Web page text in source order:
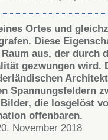
Ortes und
Diese
aus, der durch
gezwungen wird.
Spannungsfeldern
die losgelöst
offenbaren.
November 2018